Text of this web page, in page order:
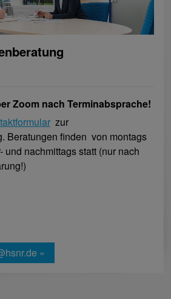
Zoom nach Terminabsprache!
zur
Beratungen finden von montags
und nachmittags statt (nur nach
»